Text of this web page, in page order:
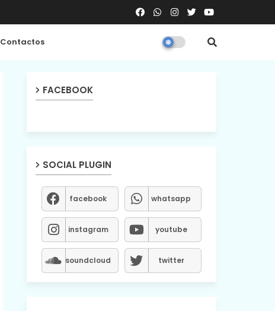
Contactos
FACEBOOK
SOCIAL PLUGIN
facebook whatsapp
instagram youtube
soundcloud twitter